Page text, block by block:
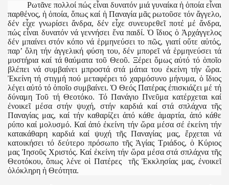
Ρωτᾶνε πολλοί πώς εἶναι δυνατόν μιά γυναίκα ἡ ὁποία εἶναι
παρθένος, ἡ ὁποία, ὅπως καί ἡ Παναγία μᾶς ρωτοῦσε τόν ἄγγελο,
δέν εἶχε γνωρίσει ἄνδρα, δέν εἶχε συνευρεθεῖ ποτέ μέ ἄνδρα,
πώς εἶναι δυνατόν νά γεννήσει ἕνα παιδί. Ὁ ἴδιος ὁ Ἀρχάγγελος
δέν μπαίνει στόν κόπο νά ἑρμηνεύσει το πῶς, γιατί οὔτε αὐτός,
παρ’ ὅλη τήν ἀγγελική φύση του, δέν μπορεῖ νά ἑρμηνεύσει τά
μυστήρια καί τά θαύματα τοῦ Θεοῦ. Ξέρει ὅμως αὐτό τό ὁποῖο
βλέπει νά συμβαίνει μπροστά στά μάτια του ἐκείνη τήν ὥρα.
Ἐκείνη τή στιγμή πού μεταφέρει τό χαρμόσυνο μήνυμα, ὁ ἴδιος
λέγει αὐτό τό ὁποῖο συμβαίνει. Ὁ Θεός Πατέρας ἐπισκιάζει μέ τή
δύναμη Τοῦ τή Θεοτόκο. Τό Πανάγιο Πνεῦμα κατέρχεται καί
ἐνοικεῖ μέσα στήν ψυχή, στήν καρδιά καί στά σπλάχνα τῆς
Παναγίας μας, καί τήν καθαρίζει ἀπό κάθε ἁμαρτία, ἀπό κάθε
ρύπο καί μολυσμό. Καί ἀπό ἐκείνη τήν ὥρα μέσα σέ ἐκείνη τήν
κατακάθαρη καρδιά καί ψυχή τῆς Παναγίας μας, ἔρχεται νά
κατοικήσει τό δεύτερο πρόσωπο τῆς Ἁγίας Τριάδος, ὁ Κύριος
μας Ἰησοῦς Χριστός. Καί ἐκείνη τήν ὥρα μέσα στά σπλάχνα τῆς
Θεοτόκου, ὅπως λένε οἱ Πατέρες τῆς Ἐκκλησίας μας, ἐνοικεῖ
ὁλόκληρη ἡ Θεότητα.